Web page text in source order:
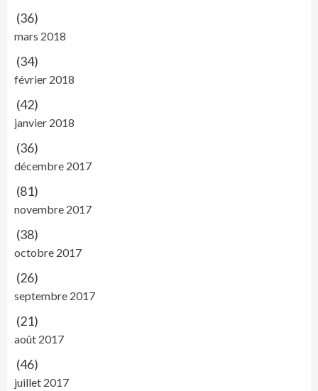
(36)
mars 2018
(34)
février 2018
(42)
janvier 2018
(36)
décembre 2017
(81)
novembre 2017
(38)
octobre 2017
(26)
septembre 2017
(21)
août 2017
(46)
juillet 2017